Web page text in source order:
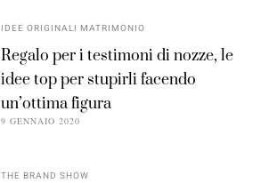
IDEE ORIGINALI MATRIMONIO
Regalo per i testimoni di nozze, le
idee top per stupirli facendo
un’ottima figura
9 GENNAIO 2020
THE BRAND SHOW